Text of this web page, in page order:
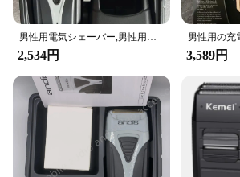
**Adaptable and User-Friendly**
This electric trimmer is not just a
companion for your crafting and
needs. The multiple blades included
cater to a variety of tasks, from fine
shaping. Whether you're a
a hobbyist, the Makita TP00000099
go-to tool for precision cutting and
user-friendly interface and easy-to-
make it an adaptable solution for any
男性用電気シェーバー,男性用バリカン,ヘアクリーニング用品,オリジナルのアメリカンアンディスプロ,リチウムプラス,ハゲかみそり,17205
2,534円 3,589円